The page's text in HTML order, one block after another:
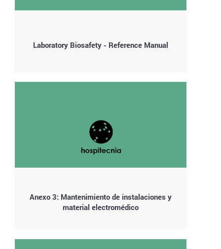
Laboratory Biosafety - Reference Manual
Anexo 3: Mantenimiento de instalaciones y
material electromédico